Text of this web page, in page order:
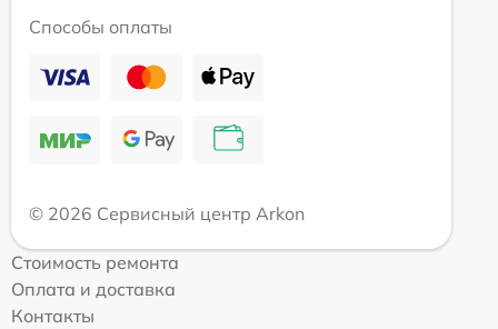
Способы оплаты
© 2026 Сервисный центр Arkon
Стоимость ремонта
Оплата и доставка
Контакты